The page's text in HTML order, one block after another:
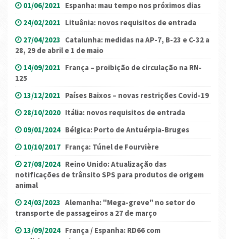
01/06/2021 Espanha: mau tempo nos próximos dias
24/02/2021 Lituânia: novos requisitos de entrada
27/04/2023 Catalunha: medidas na AP-7, B-23 e C-32 a
28, 29 de abril e 1 de maio
14/09/2021 França – proibição de circulação na RN-
125
13/12/2021 Países Baixos – novas restrições Covid-19
28/10/2020 Itália: novos requisitos de entrada
09/01/2024 Bélgica: Porto de Antuérpia-Bruges
10/10/2017 França: Túnel de Fourvière
27/08/2024 Reino Unido: Atualização das
notificações de trânsito SPS para produtos de origem
animal
24/03/2023 Alemanha: "Mega-greve" no setor do
transporte de passageiros a 27 de março
13/09/2024 França / Espanha: RD66 com